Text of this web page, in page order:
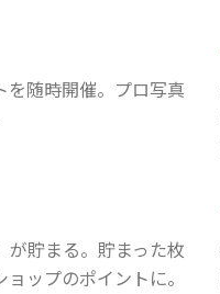
を随時開催。プロ写真
が貯まる。貯まった枚
ップのポイントに。